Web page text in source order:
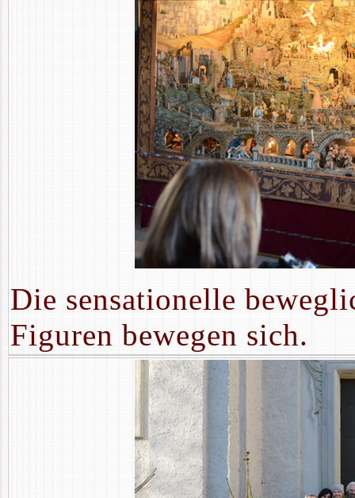
Die sensationelle
Figuren bewegen sich.